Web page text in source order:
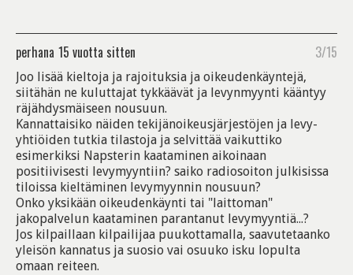
perhana 15 vuotta sitten 3/15
Joo lisää kieltoja ja rajoituksia ja oikeudenkäyntejä,
siitähän ne kuluttajat tykkäävät ja levynmyynti kääntyy
räjähdysmäiseen nousuun.
Kannattaisiko näiden tekijänoikeusjärjestöjen ja levy-
yhtiöiden tutkia tilastoja ja selvittää vaikuttiko
esimerkiksi Napsterin kaataminen aikoinaan
positiivisesti levymyyntiin? saiko radiosoiton julkisissa
tiloissa kieltäminen levymyynnin nousuun?
Onko yksikään oikeudenkäynti tai "laittoman"
jakopalvelun kaataminen parantanut levymyyntiä...?
Jos kilpaillaan kilpailijaa puukottamalla, saavutetaanko
yleisön kannatus ja suosio vai osuuko isku lopulta
omaan reiteen.